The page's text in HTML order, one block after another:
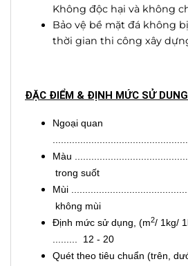
Không độc hại và không
Bảo vệ bề mặt đá không
thời gian thi công xây
ĐẶC ĐIỂM & ĐỊNH MỨC SỬ
Ngoại quan
Màu
trong suốt
Mùi
không mùi
Định mức sử dụng, (m2/ 1kg/
......... 12 - 20
Quét theo tiêu chuẩn (trên,